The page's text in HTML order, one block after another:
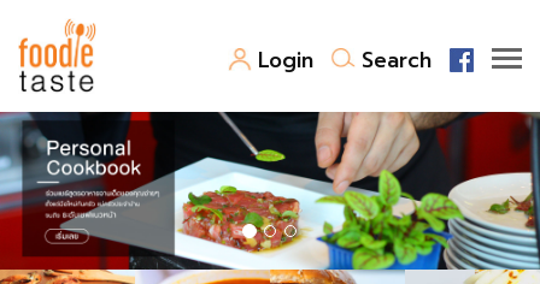
Login Search
สูตรอาหาร
สูตรอาหารล่าสุด
Top Foodie
พาไปชิม